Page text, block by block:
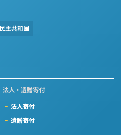
主共和国
法人・遺贈寄付
法人寄付
遺贈寄付